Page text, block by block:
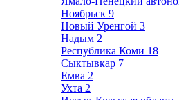
Ноябрьск 9
Новый Уренгой 3
Надым 2
Республика Коми 18
Сыктывкар 7
Емва 2
Ухта 2